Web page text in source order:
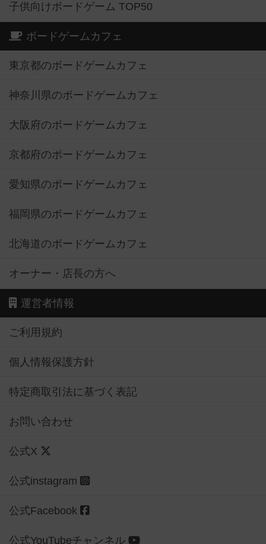
子供向けボードゲーム TOP50
ボードゲームカフェ
東京都のボードゲームカフェ
神奈川県のボードゲームカフェ
大阪府のボードゲームカフェ
京都府のボードゲームカフェ
愛知県のボードゲームカフェ
福岡県のボードゲームカフェ
北海道のボードゲームカフェ
オーナー・店長の方へ
運営者情報
ご利用規約
個人情報保護方針
特定商取引法に基づく表記
お問い合わせ
公式X
公式instagram
公式Facebook
公式YouTubeチャンネル